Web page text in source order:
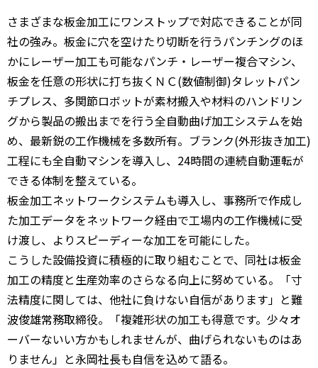
さまざまな板金加工にワンストップで対応できることが同
社の強み。板金に穴を空けたり切断を行うパンチングのほ
かにレーザー加工も可能なパンチ・レーザー複合マシン、
板金を任意の形状に打ち抜くＮＣ(数値制御)タレットパン
チプレス、多関節ロボットが素材搬入や材料のハンドリン
グから製品の搬出までを行う全自動曲げ加工システムを始
め、最新鋭の工作機械を多数所有。ブランク(外形抜き加工)
工程にも全自動マシンを導入し、24時間の連続自動運転が
できる体制を整えている。
板金加工ネットワークシステムも導入し、事務所で作成し
た加工データをネットワーク経由で工場内の工作機械に受
け渡し、よりスピーディーな加工を可能にした。
こうした設備投資に積極的に取り組むことで、同社は板金
加工の精度と生産効率のさらなる向上に努めている。「寸
法精度に関しては、他社に負けない自信があります」と難
波俊雄常務取締役。「複雑形状の加工も得意です。少々オ
ーバーないい方かもしれませんが、曲げられないものはあ
りません」と永岡社長も自信を込めて語る。